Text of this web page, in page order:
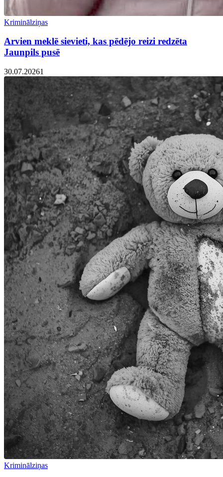
Kriminālziņas
Arvien meklē sievieti, kas pēdējo reizi redzēta
Jaunpils pusē
30.07.20261
Kriminālziņas